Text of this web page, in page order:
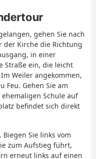
gehen Sie nach
der Kirche die Richtung
in einer
Straße ein, die leicht
Weiler angekommen,
Feu. Gehen Sie am
Schule auf
befindet sich direkt
Biegen Sie links vom
zum Aufstieg führt,
erneut links auf einen